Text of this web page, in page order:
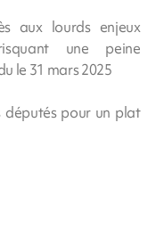
aux lourds enjeux
une peine
le 31 mars 2025
députés pour un plat